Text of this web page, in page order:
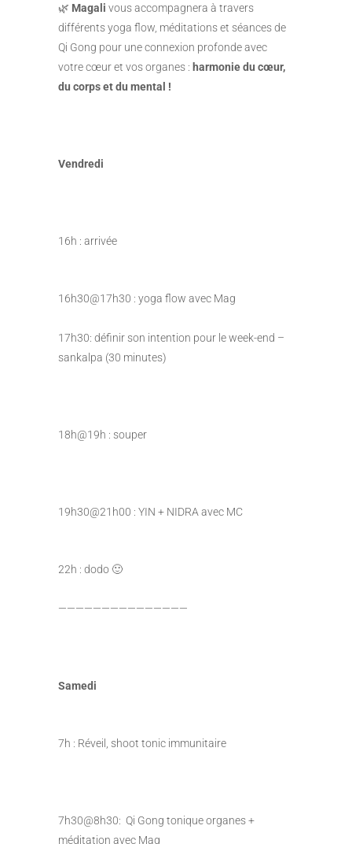
🌿 Magali vous accompagnera à travers
différents yoga flow, méditations et séances de
Qi Gong pour une connexion profonde avec
votre cœur et vos organes : harmonie du cœur,
du corps et du mental !
Vendredi
16h : arrivée
16h30@17h30 : yoga flow avec Mag
17h30: définir son intention pour le week-end –
sankalpa (30 minutes)
18h@19h : souper
19h30@21h00 : YIN + NIDRA avec MC
22h : dodo 🙂
———————————————
Samedi
7h : Réveil, shoot tonic immunitaire
7h30@8h30: Qi Gong tonique organes +
méditation avec Mag